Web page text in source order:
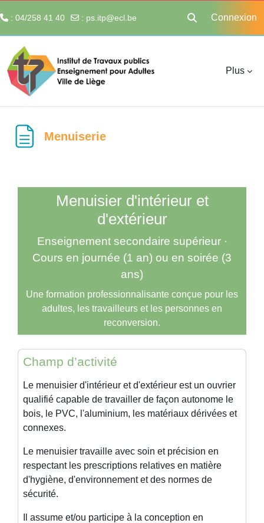
: 04/258 41 40 : ps.itp@ecl.be
Activer/
Connexion
Plus
Menuiserie
Menuisier d'intérieur et
d'extérieur
Enseignement secondaire supérieur ·
Cours en journée (1 an) ou en soirée (3
ans)
Une formation professionnalisante conçue pour les
adultes, les travailleurs et les personnes en
reconversion.
Champ d’activité
Le menuisier d'intérieur et d'extérieur est un ouvrier
qualifié capable de travailler de façon autonome le
bois, le PVC, l'aluminium, les matériaux dérivées et
connexes.
Le menuisier travaille avec soin et précision en
respectant les prescriptions relatives en matière
d'hygiène, d'environnement et des normes de
sécurité.
Il assume et/ou participe à la conception en